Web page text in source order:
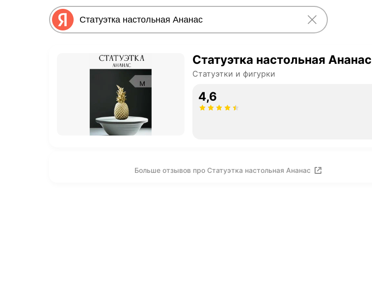
Статуэтка настольная Ананас
Статуэтки и фигурки
4,6
Больше отзывов про Статуэтка настольная Ананас